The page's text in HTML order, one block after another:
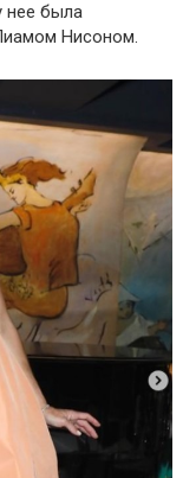
нее была
Нисоном.